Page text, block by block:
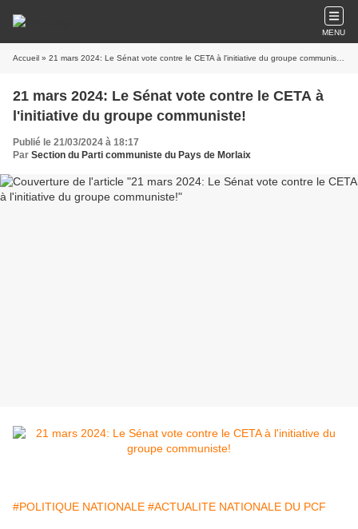
MENU
Accueil » 21 mars 2024: Le Sénat vote contre le CETA à l'initiative du groupe communiste!
21 mars 2024: Le Sénat vote contre le CETA à
l'initiative du groupe communiste!
Publié le 21/03/2024 à 18:17
Par Section du Parti communiste du Pays de Morlaix
#POLITIQUE NATIONALE #ACTUALITE NATIONALE DU PCF